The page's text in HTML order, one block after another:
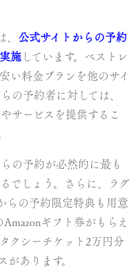
、 公式サイトからの予約
施 しています。ベストレ
い料金プランを他のサイ
の予約者に対しては、
サービスを提供するこ
の予約が必然的に最も
でしょう。さらに、ラグ
らの予約限定特典も用意
ギフト券がもらえ
クシーチケット2万円分
があります。